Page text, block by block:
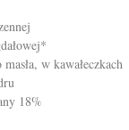
w kawałeczkach
18%